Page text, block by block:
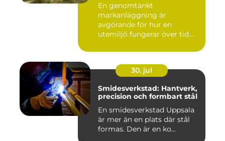
En genomtänkt
markanläggning är
avgörande för hur en
utemiljö fungerar över tid.
30. jul
Smidesverkstad: Hantverk,
precision och formbart stål
En smidesverkstad Uppsala
är mer än en plats där stål
formas. Den är en ko...